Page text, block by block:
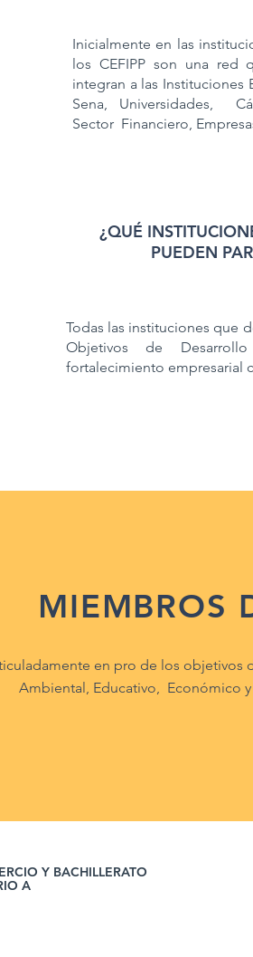
Inicialmente en las
los CEFIPP son una
integran a las
Sena, Universidades,
Sector Financiero,
¿QUÉ
PUEDEN
Todas las instituciones que
Objetivos de
fortalecimiento empresarial
MIEMBROS
en pro de los objetivos
Ambiental, Educativo, Económico
Y BACHILLERATO
A